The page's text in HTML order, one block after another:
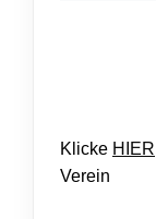
Klicke HIER
Verein